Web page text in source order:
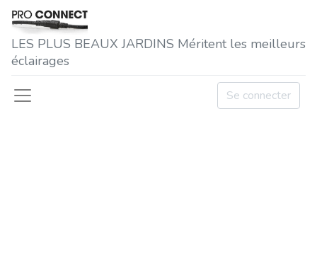
LES P​LUS BEAUX JARDINS Méritent les meilleurs
éclairages
Se connecter